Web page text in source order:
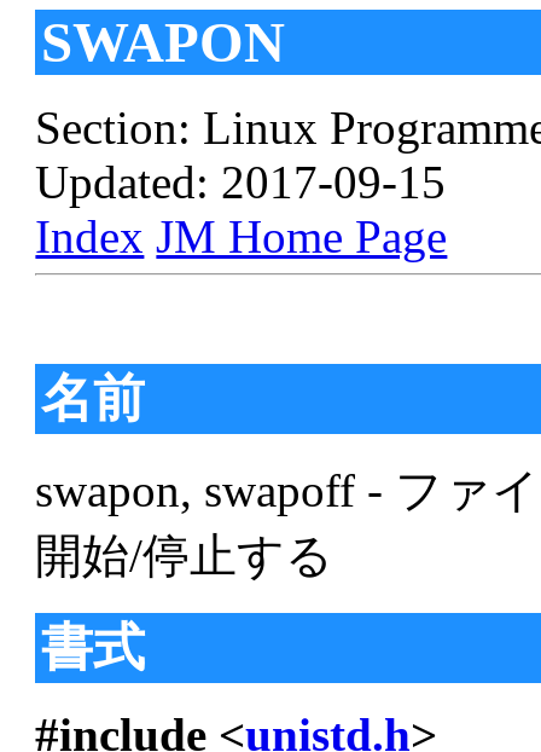
SWAPON
Section: Linux
Updated: 2017-09-15
Index JM Home Page
名前
swapon, swapoff - ファ
開始/停止する
書式
#include <unistd.h>